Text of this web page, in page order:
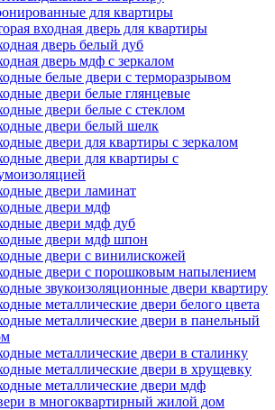
для квартиры
входная дверь для квартиры
дверь белый дуб
дверь мдф с зеркалом
белые двери с терморазрывом
двери белые глянцевые
двери белые с стеклом
двери белый шелк
двери для квартиры с зеркалом
двери для квартиры с
двери ламинат
двери мдф
двери мдф дуб
двери мдф шпон
двери с винилискожей
двери с порошковым напылением
звукоизоляционные двери квартиру
металлические двери белого цвета
металлические двери в панельный
металлические двери в сталинку
металлические двери в хрущевку
металлические двери мдф
в многоквартирный жилой дом